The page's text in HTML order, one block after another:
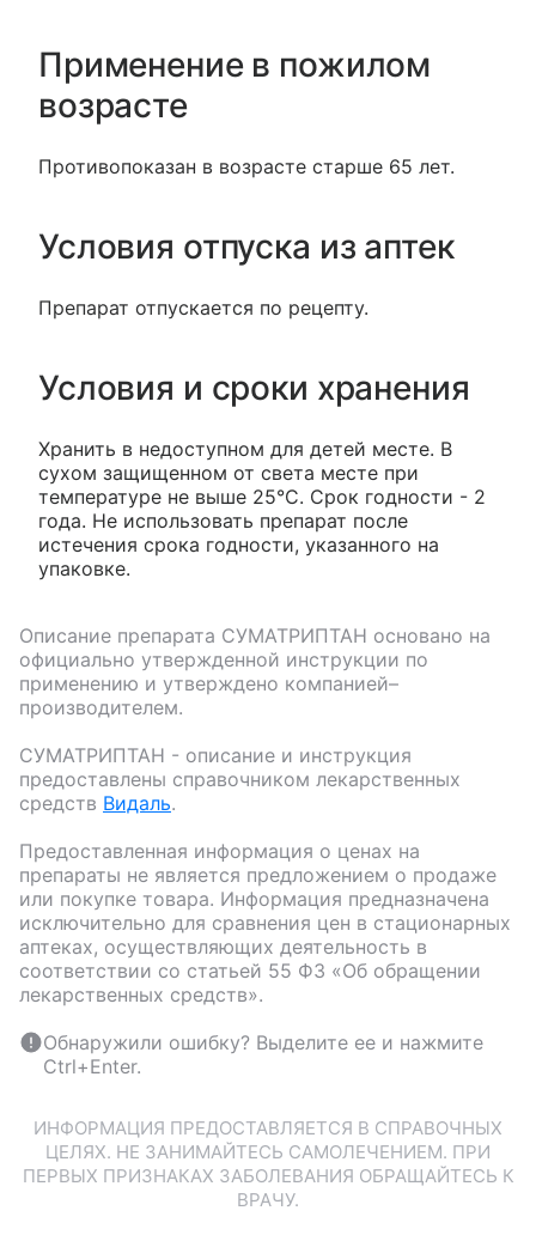
Применение в пожилом
возрасте
Противопоказан в возрасте старше 65 лет.
Условия отпуска из аптек
Препарат отпускается по рецепту.
Условия и сроки хранения
Хранить в недоступном для детей месте. В
сухом защищенном от света месте при
температуре не выше 25°С. Срок годности - 2
года. Не использовать препарат после
истечения срока годности, указанного на
упаковке.
Описание препарата СУМАТРИПТАН основано на
официально утвержденной инструкции по
применению и утверждено компанией–
производителем.
СУМАТРИПТАН - описание и инструкция
предоставлены справочником лекарственных
средств Видаль.
Предоставленная информация о ценах на
препараты не является предложением о продаже
или покупке товара. Информация предназначена
исключительно для сравнения цен в стационарных
аптеках, осуществляющих деятельность в
соответствии со статьей 55 ФЗ «Об обращении
лекарственных средств».
Обнаружили ошибку? Выделите ее и нажмите
Ctrl+Enter.
ИНФОРМАЦИЯ ПРЕДОСТАВЛЯЕТСЯ В СПРАВОЧНЫХ
ЦЕЛЯХ. НЕ ЗАНИМАЙТЕСЬ САМОЛЕЧЕНИЕМ. ПРИ
ПЕРВЫХ ПРИЗНАКАХ ЗАБОЛЕВАНИЯ ОБРАЩАЙТЕСЬ К
ВРАЧУ.